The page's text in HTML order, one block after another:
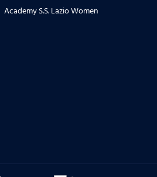
Academy S.S. Lazio Women